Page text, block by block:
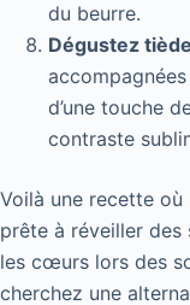
du beurre.
Dégustez
d’une touche
contraste
Voilà une recette
prête à réveiller des
les cœurs lors des
cherchez une